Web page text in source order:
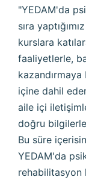
"YEDAM'da
sıra
kurslara
faaliyetlerle,
içine dahil
aile içi
doğru bilgilerle
Bu süre
YEDAM'da
rehabilitasyon